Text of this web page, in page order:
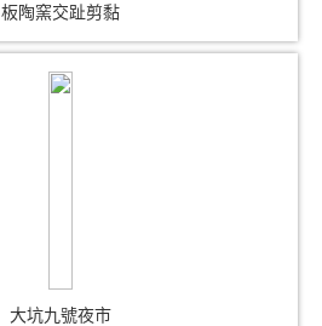
板陶窯交趾剪黏
大坑九號夜市